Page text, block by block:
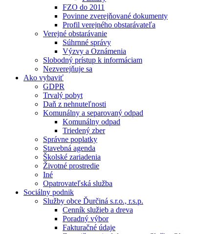
FZO do 2011
Povinne zverejňované dokumenty
Profil verejného obstarávateľa
Verejné obstarávanie
Súhrnné správy
Výzvy a Oznámenia
Slobodný prístup k informáciam
Nezverejňuje sa
Ako vybaviť
GDPR
Trvalý pobyt
Daň z nehnuteľnosti
Komunálny a separovaný odpad
Komunálny odpad
Triedený zber
Správne poplatky
Stavebná agenda
Školské zariadenia
Životné prostredie
Iné
Opatrovateľská služba
Sociálny podnik
Služby obce Ďurčiná s.r.o., r.s.p.
Cenník služieb a dreva
Poradný výbor
Fakturačné údaje